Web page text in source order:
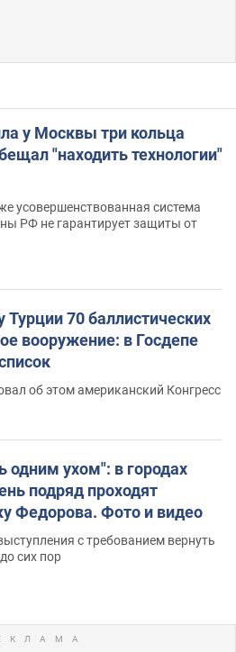
у Москвы три кольца
"находить технологии"
усовершенствованная система
РФ не гарантирует защиты от
Турции 70 баллистических
вооружение: в Госдепе
об этом американский Конгресс
ухом": в городах
подряд проходят
Федорова. Фото и видео
с требованием вернуть
сих пор